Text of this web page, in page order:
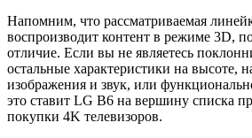
Напомним, что рассматриваемая
воспроизводит контент в режиме 3D,
отличие. Если вы не являетесь
остальные характеристики на высоте,
изображения и звук, или
это ставит LG B6 на вершину списка
покупки 4K телевизоров.